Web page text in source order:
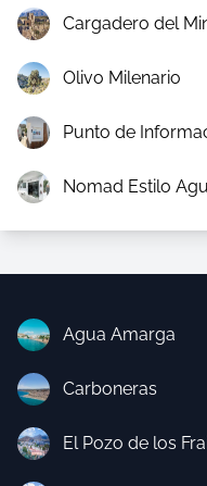
Cargadero del
Olivo Milenario
Punto de
Nomad Estilo
Agua Amarga
Carboneras
El Pozo de los